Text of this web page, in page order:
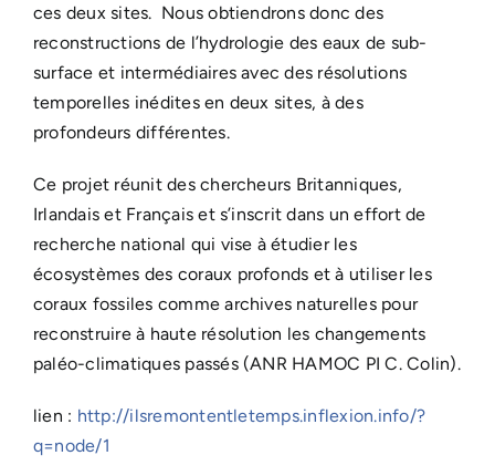
ces deux sites. Nous obtiendrons donc des
reconstructions de l’hydrologie des eaux de sub-
surface et intermédiaires avec des résolutions
temporelles inédites en deux sites, à des
profondeurs différentes.
Ce projet réunit des chercheurs Britanniques,
Irlandais et Français et s’inscrit dans un effort de
recherche national qui vise à étudier les
écosystèmes des coraux profonds et à utiliser les
coraux fossiles comme archives naturelles pour
reconstruire à haute résolution les changements
paléo-climatiques passés (ANR HAMOC PI C. Colin).
lien : http://ilsremontentletemps.inflexion.info/?
q=node/1